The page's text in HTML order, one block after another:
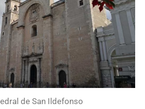
de San Ildefonso